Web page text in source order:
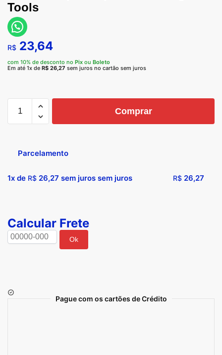
Tools
R$ 23,64
com 10% de desconto no Pix ou Boleto
Em até 1x de R$ 26,27 sem juros no cartão sem juros
Comprar
Parcelamento
1x de R$ 26,27 sem juros sem juros R$ 26,27
Calcular Frete
Ok
Pague com os cartões de Crédito